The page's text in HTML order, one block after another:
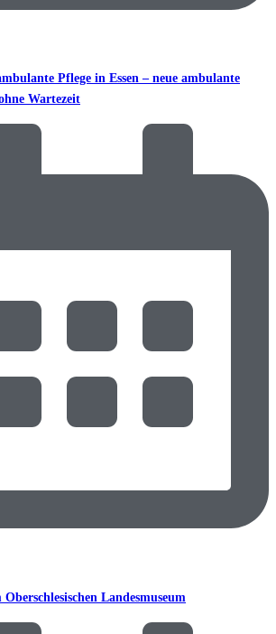
Pflege in Essen – neue ambulante
Wartezeit
Landesmuseum